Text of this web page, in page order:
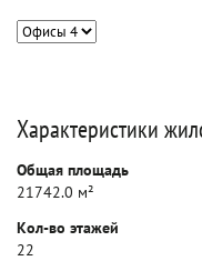
Характеристики
Общая площадь
21742.0 м²
Кол-во этажей
22